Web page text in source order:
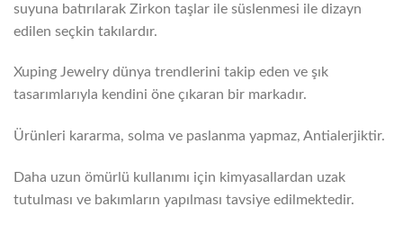
suyuna batırılarak Zirkon taşlar ile süslenmesi ile dizayn
edilen seçkin takılardır.
Xuping Jewelry dünya trendlerini takip eden ve şık
tasarımlarıyla kendini öne çıkaran bir markadır.
Ürünleri kararma, solma ve paslanma yapmaz, Antialerjiktir.
Daha uzun ömürlü kullanımı için kimyasallardan uzak
tutulması ve bakımların yapılması tavsiye edilmektedir.